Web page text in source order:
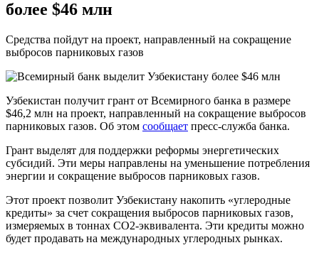
более $46 млн
Средства пойдут на проект, направленный на сокращение
выбросов парниковых газов
Узбекистан получит грант от Всемирного банка в размере
$46,2 млн на проект, направленный на сокращение выбросов
парниковых газов. Об этом сообщает пресс-служба банка.
Грант выделят для поддержки реформы энергетических
субсидий. Эти меры направлены на уменьшение потребления
энергии и сокращение выбросов парниковых газов.
Этот проект позволит Узбекистану накопить «углеродные
кредиты» за счет сокращения выбросов парниковых газов,
измеряемых в тоннах CO2-эквивалента. Эти кредиты можно
будет продавать на международных углеродных рынках.